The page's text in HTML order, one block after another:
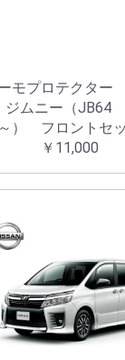
モプロテクタ
ムニー（JB64
） フロントセ
￥11,000